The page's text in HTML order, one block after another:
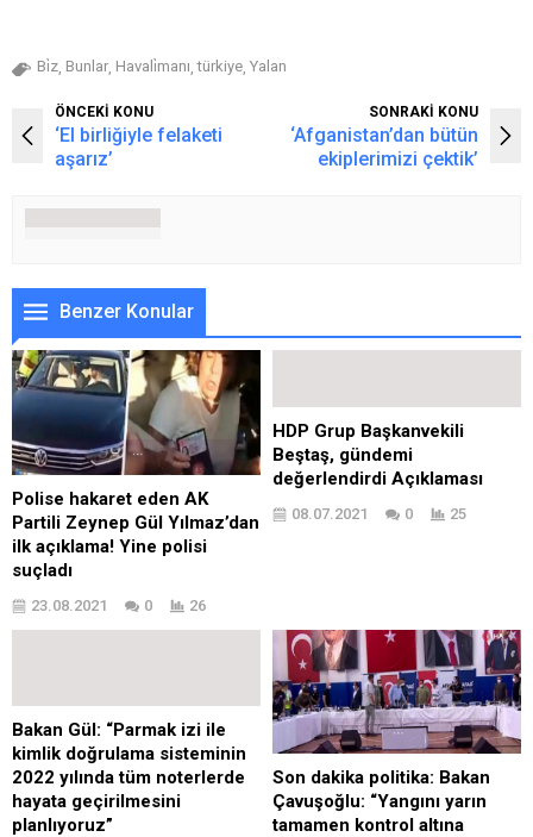
Bi̇z, Bunlar, Havali̇manı,türkiye, Yalan
ÖNCEKİ KONU
‘El birliğiyle felaketi
aşarız’
SONRAKİ KONU
‘Afganistan’dan bütün
ekiplerimizi çektik’
Benzer Konular
Polise hakaret eden AK
Partili Zeynep Gül Yılmaz’dan
ilk açıklama! Yine polisi
suçladı
23.08.2021 0 26
HDP Grup Başkanvekili
Beştaş, gündemi
değerlendirdi Açıklaması
08.07.2021 0 25
Bakan Gül: “Parmak izi ile
kimlik doğrulama sisteminin
2022 yılında tüm noterlerde
hayata geçirilmesini
planlıyoruz”
Son dakika politika: Bakan
Çavuşoğlu: “Yangını yarın
tamamen kontrol altına